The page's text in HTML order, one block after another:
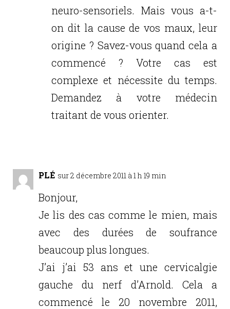
neuro-sensoriels. Mais vous a-t-
on dit la cause de vos maux, leur
origine ? Savez-vous quand cela a
commencé ? Votre cas est
complexe et nécessite du temps.
Demandez à votre médecin
traitant de vous orienter.
PLÉ sur 2 décembre 2011 à 1 h 19 min
Bonjour,
Je lis des cas comme le mien, mais
avec des durées de soufrance
beaucoup plus longues.
J’ai j’ai 53 ans et une cervicalgie
gauche du nerf d’Arnold. Cela a
commencé le 20 novembre 2011,